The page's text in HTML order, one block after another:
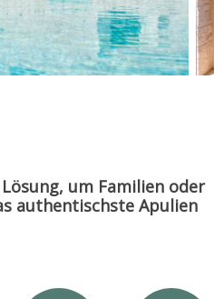
um Familien oder
authentischste Apulien